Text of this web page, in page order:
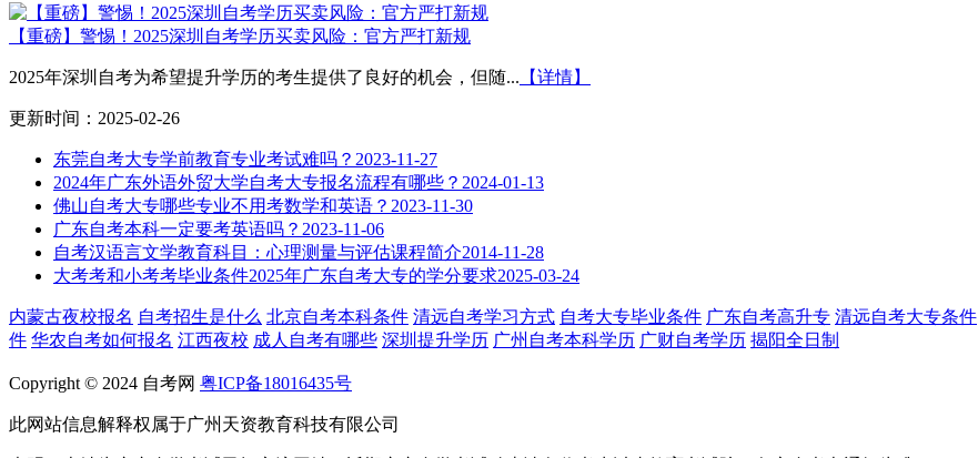
【重磅】警惕！2025深圳自考学历买卖风险：官方严打新规
2025年深圳自考为希望提升学历的考生提供了良好的机会，但随... 【详情】
更新时间：2025-02-26
东莞自考大专学前教育专业考试难吗？ 2023-11-27
2024年广东外语外贸大学自考大专报名流程有哪些？ 2024-01-13
佛山自考大专哪些专业不用考数学和英语？ 2023-11-30
广东自考本科一定要考英语吗？ 2023-11-06
自考汉语言文学教育科目：心理测量与评估课程简介2014-11-28
大考考和小考考毕业条件2025年广东自考大专的学分要求2025-03-24
内蒙古夜校报名 自考招生是什么 北京自考本科条件 清远自考学习方式 自考大专毕业条件 广东自考高升专 清远自考大专条件
件 华农自考如何报名 江西夜校 成人自考有哪些 深圳提升学历 广州自考本科学历 广财自考学历 揭阳全日制
Copyright © 2024 自考网 粤ICP备18016435号
此网站信息解释权属于广州天资教育科技有限公司